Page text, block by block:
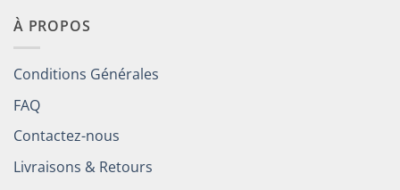
À PROPOS
Conditions Générales
FAQ
Contactez-nous
Livraisons & Retours